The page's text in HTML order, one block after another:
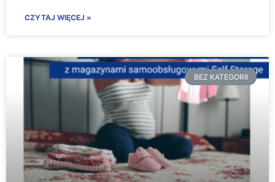
CZYTAJ WIĘCEJ »
BEZ KATEGORII